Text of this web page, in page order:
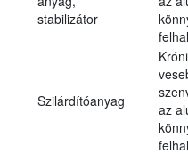
stabilizátor
Szilárdítóanyag
az